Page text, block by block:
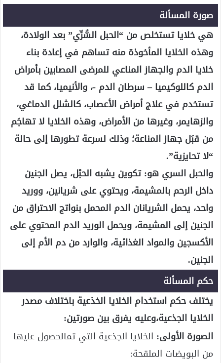
صورة المسألة
هي خلايا تستخلص من “الحبل السُّرِّي” بعد الولادة،
وهذه الخلايا المأخوذة منه تساهم في إعادة بناء
خلايا الدم والجهاز المناعي للمرضى المصابين بأمراض
الدم كاللوكيميا – سرطان الدم -، والأنيميا، كما قد
تستخدم في علاج أمراض الأعصاب، كالشلل الدماغي،
والزهايمر، وغيرها من الأمراض، وهذه الخلايا لا تهاجَم
من قبَل جهاز المناعة؛ وذلك لسرعة تطورها إلى حالة
“لا تحايزية”.
والحبل السري هو: تكوين يشبه الحبْل، يصل الجنين
داخل الرحم بالمشيمة، ويحتوي على شريانين، ووريد
واحد، يحمل الشريانان الدم المحمل بنواتج الاحتراق من
الجنين إلى المشيمة، ويحمل الوريد الدم المحتوي على
الأكسجين والمواد الغذائية، والوارد من دم الأم إلى
الجنين.
حكم المسألة
يختلف حكم استخدام الخلايا الخذعية باختلاف مصدر
الخلايا الجذعية،وعليه يفرق بين صورتين:
الصورة الأولى: الخلايا الجذعية التي تمالحصول عليها
من البويضات الملقحة: